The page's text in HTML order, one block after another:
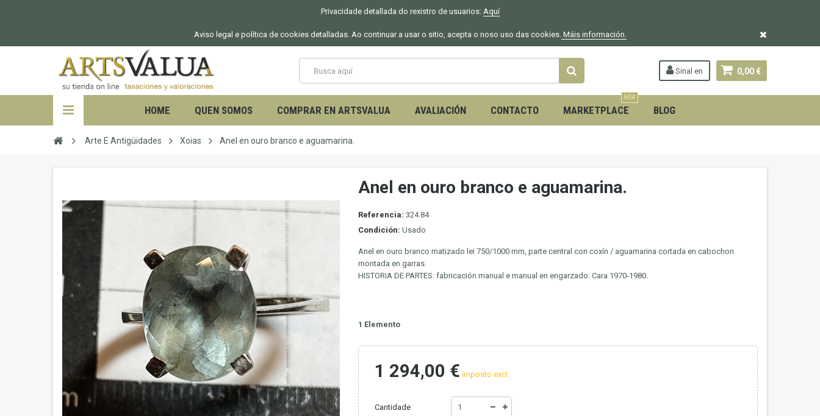
Privacidade detallada do rexistro de usuarios: Aquí
Aviso legal e política de cookies detalladas. Ao continuar a usar o sitio, acepta o noso uso das cookies. Máis información.
0,00 €
Sinal en
HOME QUEN SOMOS COMPRAR EN ARTSVALUA AVALIACIÓN CONTACTO MARKETPLACE
NEW
BLOG
Arte E Antigüidades Xoias Anel en ouro branco e aguamarina.
Anel en ouro branco e aguamarina.
Referencia: 324.84
Condición: Usado
Anel en ouro branco matizado lei 750/1000 mm, parte central con coxín / aguamarina cortada en cabochon
montada en garras.
HISTORIA DE PARTES: fabricación manual e manual en engarzado. Cara 1970-1980.
1 Elemento
1 294,00 € imposto excl.
Cantidade